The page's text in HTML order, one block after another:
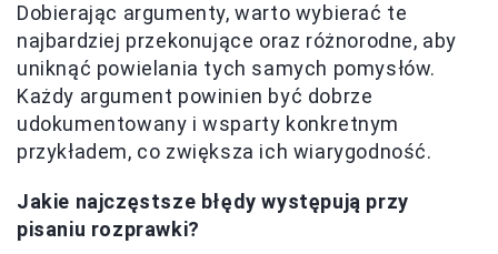
Dobierając argumenty, warto wybierać te
najbardziej przekonujące oraz różnorodne, aby
uniknąć powielania tych samych pomysłów.
Każdy argument powinien być dobrze
udokumentowany i wsparty konkretnym
przykładem, co zwiększa ich wiarygodność.
Jakie najczęstsze błędy występują przy
pisaniu rozprawki?